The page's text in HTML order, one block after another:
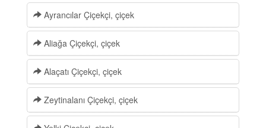
Ayrancılar Çiçekçi, çiçek
Aliağa Çiçekçi, çiçek
Alaçatı Çiçekçi, çiçek
Zeytinalanı Çiçekçi, çiçek